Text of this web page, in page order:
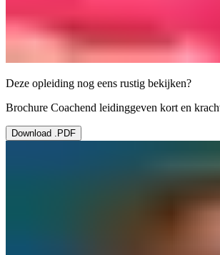
Deze opleiding nog eens rustig bekijken?
Brochure Coachend leidinggeven kort en
Download .PDF